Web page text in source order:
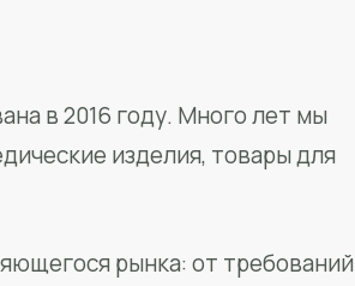
в 2016 году. Много лет мы
изделия, товары для
рынка: от требований